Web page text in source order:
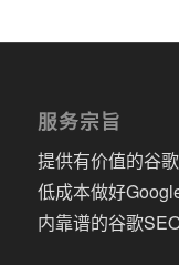
服务宗旨
提供有价值的谷
低成本做好
内靠谱的谷歌SEO